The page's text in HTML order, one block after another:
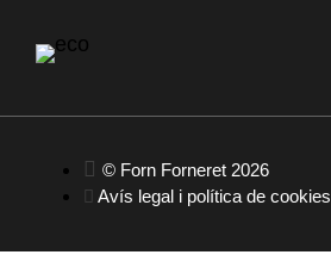
© Forn Forneret 2026
Avís legal i política de cookies